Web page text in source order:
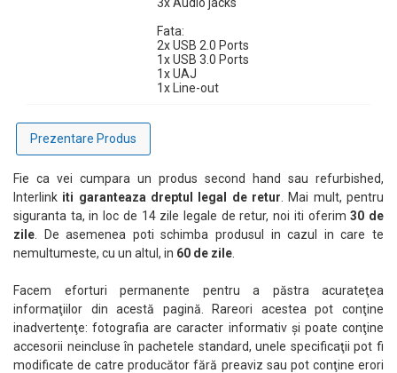
Grafică Integrată pentru Utilizare Zilnică
Intel UHD Graphics 630 oferă suport pentru activități de bază
precum browsing, redare video și aplicații office, fiind suficient
pentru utilizarea profesională standard.
Windows 11 Pro – Securitate și Productivitate
Sistemul vine preinstalat cu Windows 11 Pro, oferind funcții
moderne de securitate, administrare și productivitate, ideale
pentru mediul business.
Fata:
2x USB 2.0 Ports
1x USB 3.0 Ports
1x UAJ
1x Line-out
Prezentare Produs
Fie ca vei cumpara un produs second hand sau refurbished,
Interlink iti garanteaza dreptul legal de retur . Mai mult, pentru
siguranta ta, in loc de 14 zile legale de retur, noi iti oferim30 de
zile . De asemenea poti schimba produsul in cazul in care te
nemultumeste, cu un altul, in 60 de zile
Facem eforturi permanente pentru a păstra acurateţea
informaţiilor din acestă pagină. Rareori acestea pot conţine
inadvertenţe: fotografia are caracter informativ şi poate conţine
accesorii neincluse în pachetele standard, unele specificaţii pot fi
modificate de catre producător fără preaviz sau pot conţine erori